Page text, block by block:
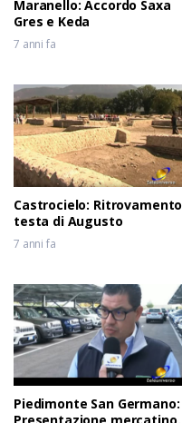
Maranello: Accordo Saxa
Gres e Keda
7 anni fa
Castrocielo: Ritrovamento
testa di Augusto
7 anni fa
Piedimonte San Germano: